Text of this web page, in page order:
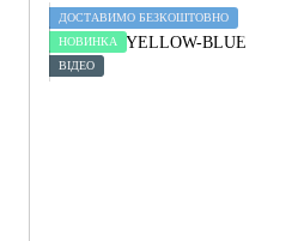
ДОСТАВИМО БЕЗКОШТОВНО
НОВИНКА
ВІДЕО